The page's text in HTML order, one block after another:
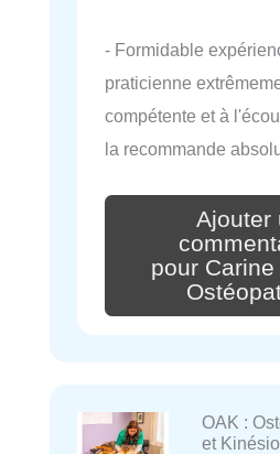
- Formidable
praticienne
compétente et à
la recommande
Ajouter
pour
OAK :
et